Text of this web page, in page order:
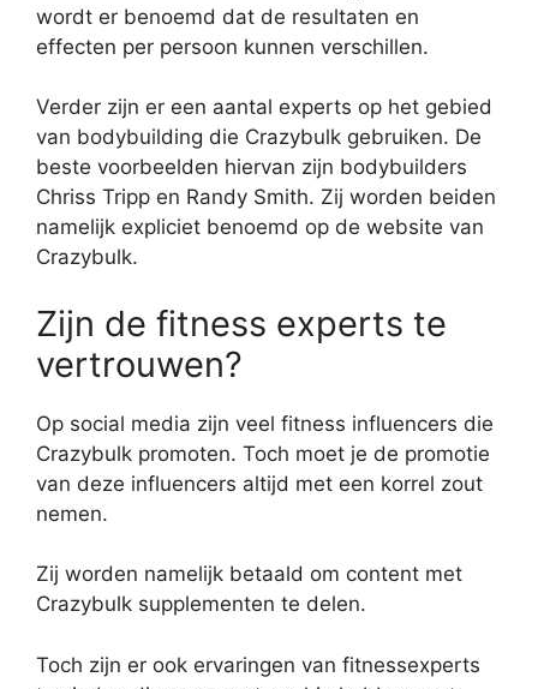
wordt er benoemd dat de resultaten en
effecten per persoon kunnen verschillen.
Verder zijn er een aantal experts op het gebied
van bodybuilding die Crazybulk gebruiken. De
beste voorbeelden hiervan zijn bodybuilders
Chriss Tripp en Randy Smith. Zij worden beiden
namelijk expliciet benoemd op de website van
Crazybulk.
Zijn de fitness experts te
vertrouwen?
Op social media zijn veel fitness influencers die
Crazybulk promoten. Toch moet je de promotie
van deze influencers altijd met een korrel zout
nemen.
Zij worden namelijk betaald om content met
Crazybulk supplementen te delen.
Toch zijn er ook ervaringen van fitnessexperts